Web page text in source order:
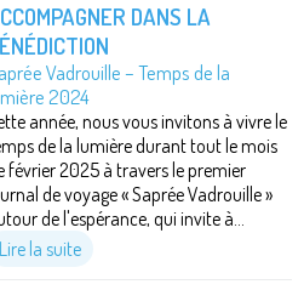
DANS LA
Vadrouille – Temps de la
2024
année, nous vous invitons à vivre le
de la lumière durant tout le mois
février 2025 à travers le premier
de voyage « Saprée Vadrouille »
de l'espérance, qui invite à...
Lire la suite